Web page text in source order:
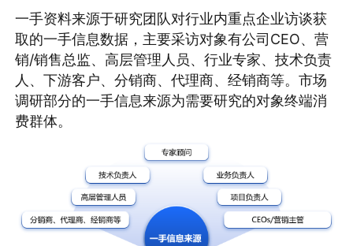
一手资料来源于研究团队对行业内重点企业访谈获
取的一手信息数据，主要采访对象有公司CEO、营
销/销售总监、高层管理人员、行业专家、技术负责
人、下游客户、分销商、代理商、经销商等。市场
调研部分的一手信息来源为需要研究的对象终端消
费群体。